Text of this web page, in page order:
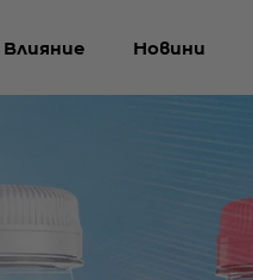
Влияние Новини